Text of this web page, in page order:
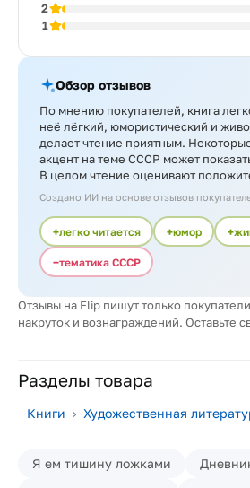
2
1
Обзор отзывов
По мнению покупателей, книга
неё лёгкий, юмористический и
делает чтение приятным.
акцент на теме СССР может
В целом чтение оценивают
Создано ИИ на основе отзывов
легко читается юмор
тематика СССР
Отзывы на Flip пишут только
накруток и вознаграждений. Оставьте
Разделы товара
Книги › Художественная
Я ем тишину ложками